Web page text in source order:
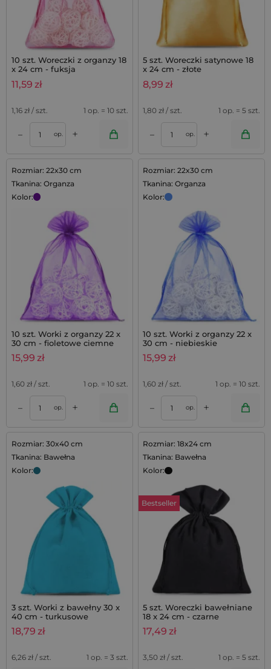
10 szt. Woreczki z organzy 18
x 24 cm - fuksja
11,59 zł
1,16 zł / szt. 1 op. = 10 szt.
– op. +
5 szt. Woreczki satynowe 18
x 24 cm - złote
8,99 zł
1,80 zł / szt. 1 op. = 5 szt.
– op. +
Rozmiar: 22x30 cm
Tkanina: Organza
Kolor:
10 szt. Worki z organzy 22 x
30 cm - fioletowe ciemne
15,99 zł
1,60 zł / szt. 1 op. = 10 szt.
– op. +
Rozmiar: 22x30 cm
Tkanina: Organza
Kolor:
10 szt. Worki z organzy 22 x
30 cm - niebieskie
15,99 zł
1,60 zł / szt. 1 op. = 10 szt.
– op. +
Rozmiar: 30x40 cm
Tkanina: Bawełna
Kolor:
3 szt. Worki z bawełny 30 x
40 cm - turkusowe
18,79 zł
6,26 zł / szt. 1 op. = 3 szt.
Rozmiar: 18x24 cm
Tkanina: Bawełna
Kolor:
Bestseller
5 szt. Woreczki bawełniane
18 x 24 cm - czarne
17,49 zł
3,50 zł / szt. 1 op. = 5 szt.